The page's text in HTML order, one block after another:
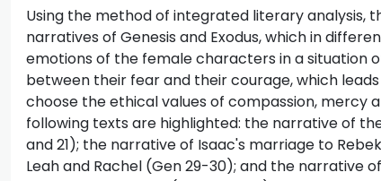
Using the method of integrated literary analysis,
narratives of Genesis and Exodus, which in
emotions of the female characters in a situation
between their fear and their courage, which
choose the ethical values of compassion, mercy
following texts are highlighted: the narrative of
and 21); the narrative of Isaac's marriage to
Leah and Rachel (Gen 29-30); and the narrative